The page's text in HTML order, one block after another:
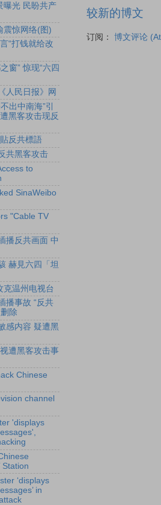
较新的博文
订阅： 博文评论
曝光 民盼共产
震惊网络(图)
“打钱就给改
窗” 惊现“六四
人民日报》网
出中南海”引
黑客攻击现反
反共標語
共黑客攻击
to
SinaWeibo
"Cable TV
播反共画面 中
赫見六四「坦
克温州电视台
播事故 “反共
除
感内容 疑遭黑
遭黑客攻击事
Chinese
channel
'displays
Station
‘displays
in